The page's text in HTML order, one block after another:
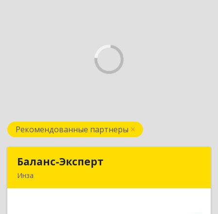
Рекомендованные партнеры
Баланс-Эксперт
Инза